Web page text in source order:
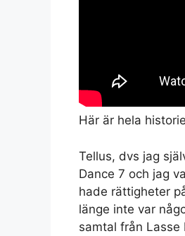
Här är hela
Tellus, dvs jag
Dance 7 och jag
hade rättigheter
länge inte var
samtal från Lasse